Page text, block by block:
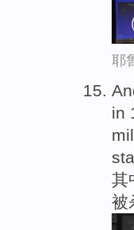
耶
in
其
被